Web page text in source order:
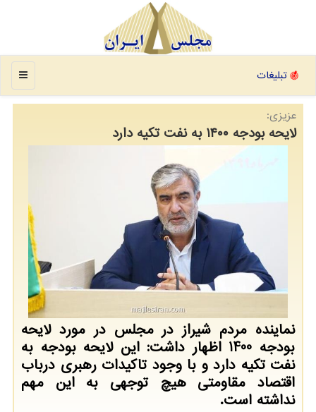
منو تبلیغات
عزیزی:
لایحه بودجه ۱۴۰۰ به نفت تكیه دارد
نماینده مردم شیراز در مجلس در مورد لایحه
بودجه 1400 اظهار داشت: این لایحه بودجه به
نفت تکیه دارد و با وجود تاکیدات رهبری درباب
اقتصاد مقاومتی هیچ توجهی به این مهم
نداشته است.